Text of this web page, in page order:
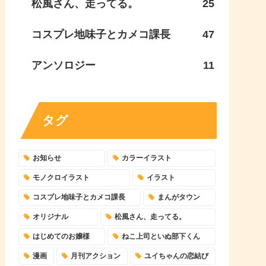
松風さん、走ってる。 25
コスプレ地味子とカメコ課長 47
アンソロジー 11
タグ
お知らせ カラーイラスト
モノクロイラスト イラスト
コスプレ地味子とカメコ課長 まんがタウン
オリジナル 松風さん、走ってる。
はじめてのお嬢様 ねこ上司といぬ部下くん
漫画 月刊アクション ユイちゃんの恋結び